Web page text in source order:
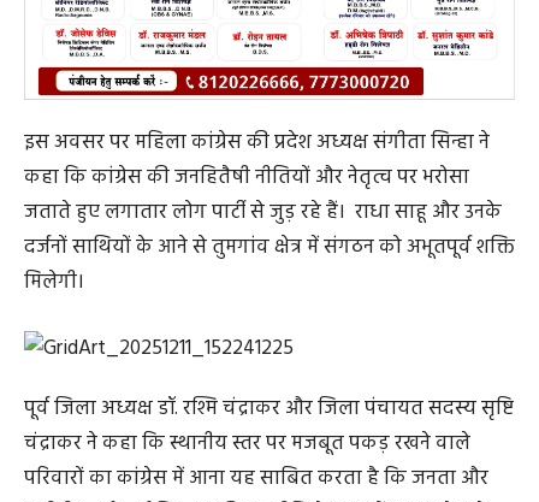
इस अवसर पर महिला कांग्रेस की प्रदेश अध्यक्ष संगीता सिन्हा ने
कहा कि कांग्रेस की जनहितैषी नीतियों और नेतृत्व पर भरोसा
जताते हुए लगातार लोग पार्टी से जुड़ रहे हैं। राधा साहू और उनके
दर्जनों साथियों के आने से तुमगांव क्षेत्र में संगठन को अभूतपूर्व शक्ति
मिलेगी।
पूर्व जिला अध्यक्ष डॉ. रश्मि चंद्राकर और जिला पंचायत सदस्य सृष्टि
चंद्राकर ने कहा कि स्थानीय स्तर पर मजबूत पकड़ रखने वाले
परिवारों का कांग्रेस में आना यह साबित करता है कि जनता और